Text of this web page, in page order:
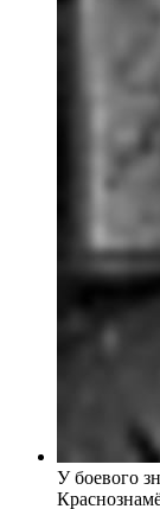
У боевого